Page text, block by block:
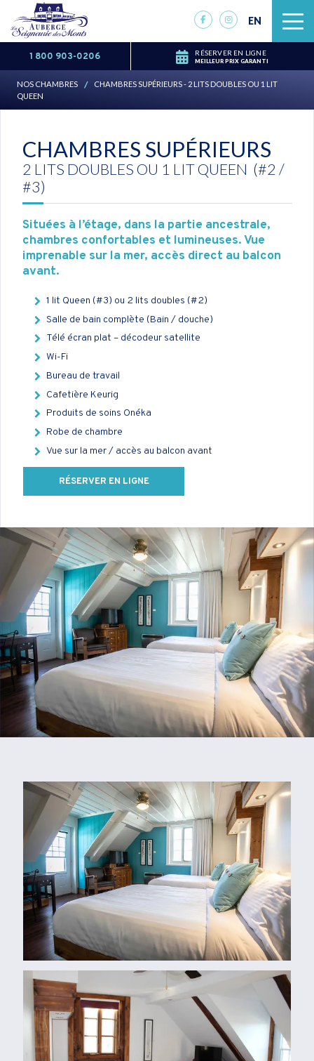
EN
1 800 903-0206 RÉSERVER EN LIGNE
MEILLEUR PRIX GARANTI
NOS CHAMBRES /
CHAMBRES SUPÉRIEURS - 2 LITS DOUBLES OU 1 LIT
QUEEN
CHAMBRES SUPÉRIEURS
2 LITS DOUBLES OU 1 LIT QUEEN (#2 /
#3)
Situées à l’étage, dans la partie ancestrale,
chambres confortables et lumineuses.Vue
imprenable sur la mer, accès direct au balcon
avant.
1 lit Queen (#3) ou 2 lits doubles (#2)
Salle de bain complète (Bain / douche)
Télé écran plat – décodeur satellite
Wi-Fi
Bureau de travail
Cafetière Keurig
Produits de soins Onéka
Robe de chambre
Vue sur la mer / accès au balcon avant
RÉSERVER EN LIGNE